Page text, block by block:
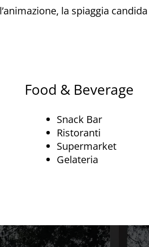
la spiaggia
Food & Beverage
Snack Bar
Ristoranti
Supermarket
Gelateria